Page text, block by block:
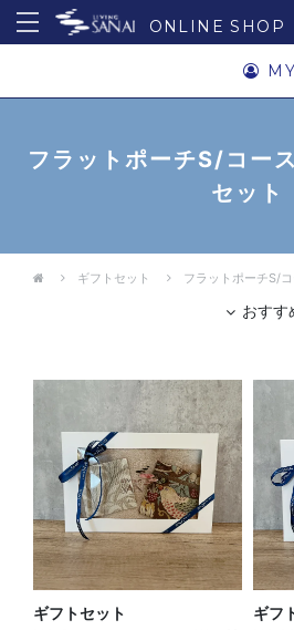
ONLINE SHOP
フラットポーチS/コー
セット
ギフトセット フラットポーチS/
おすす
ギフトセット
ギフ